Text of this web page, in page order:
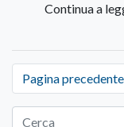
Continua a
Pagina precedente